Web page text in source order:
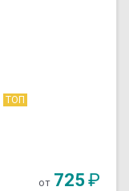
ТОП
от 725₽